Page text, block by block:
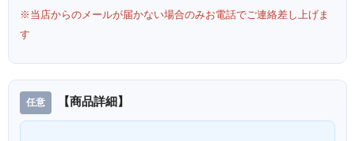
※当店からのメールが届かない場合のみお電話でご連絡差し上げま
す
【商品詳細】